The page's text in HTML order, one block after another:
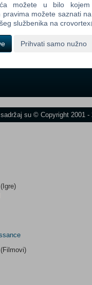
su © Copyright 2001 -
možete u bilo kojem
pravima možete saznati na
službenika na
Prihvati samo nužno